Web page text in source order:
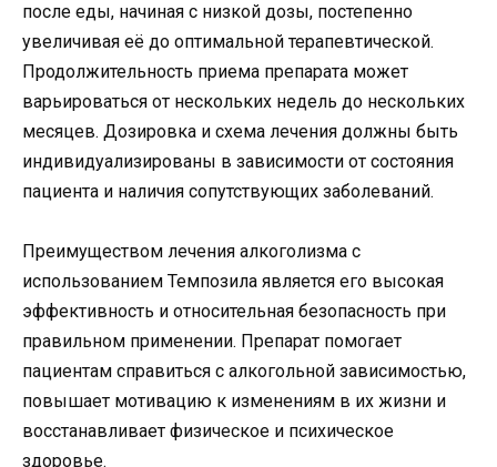
после еды, начиная с низкой дозы, постепенно
увеличивая её до оптимальной терапевтической.
Продолжительность приема препарата может
варьироваться от нескольких недель до нескольких
месяцев. Дозировка и схема лечения должны быть
индивидуализированы в зависимости от состояния
пациента и наличия сопутствующих заболеваний.
Преимуществом лечения алкоголизма с
использованием Темпозила является его высокая
эффективность и относительная безопасность при
правильном применении. Препарат помогает
пациентам справиться с алкогольной зависимостью,
повышает мотивацию к изменениям в их жизни и
восстанавливает физическое и психическое
здоровье.